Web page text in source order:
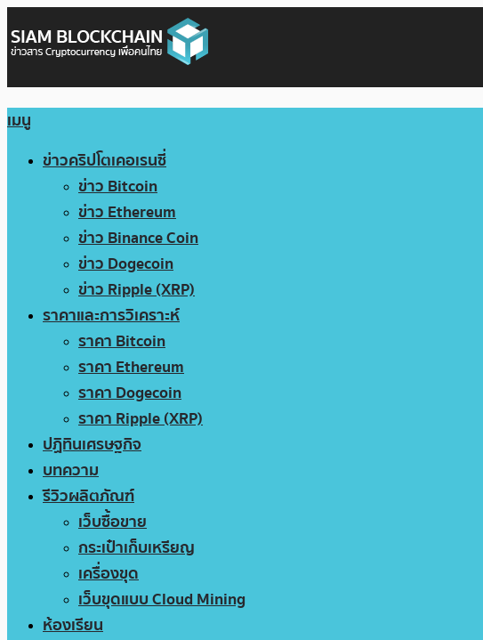
เมนู
ข่าวคริปโตเคอเรนซี่
ข่าว Bitcoin
ข่าว Ethereum
ข่าว Binance Coin
ข่าว Dogecoin
ข่าว Ripple (XRP)
ราคาและการวิเคราะห์
ราคา Bitcoin
ราคา Ethereum
ราคา Dogecoin
ราคา Ripple (XRP)
ปฏิทินเศรษฐกิจ
บทความ
รีวิวผลิตภัณฑ์
เว็บซื้อขาย
กระเป๋าเก็บเหรียญ
เครื่องขุด
เว็บขุดแบบ Cloud Mining
ห้องเรียน